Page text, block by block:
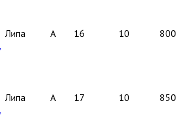
Липа A 16 10 800
Липа A 17 10 850